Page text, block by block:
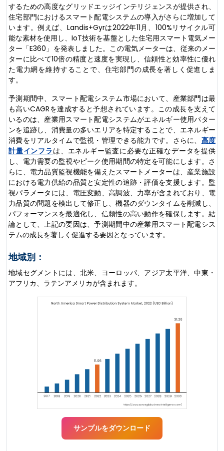
するための高度なグリッドエッジインテリジェンスが提供され、
住宅部門におけるスマート配電システムの導入がさらに増加し​​て
います。例えば、Landis+Gyrは2022年11月、100%リサイクル可
能な素材を使用し、IoT技術を基盤とした住宅用スマート電気メー
ター「E360」を発表しました。この電気メーターは、従来のメー
ターに比べて10倍の精度と速度を実現し、信頼性と効率性に優れ
た電力網を維持することで、住宅部門の成長を著しく促進しま
す。
予測期間中、スマート配電システム市場において、産業部門は最
も高いCAGRを達成すると予想されています。この成長を支えて
いるのは、産業用スマート配電システムがエネルギー使用パター
ンを追跡し、消費量の多いエリアを特定することで、エネルギー
消費をリアルタイムで監視・管理できる能力です。さらに、 高度
計量インフラは、エネルギー監査に必要な正確なデータを提供
し、電力需要の監視やピーク使用期間の特定を可能にします。さ
らに、電力品質監視機能を備えたスマートメーターは、産業施設
における電力供給の品質と安定性の追跡・評価を支援します。監
視パラメータには、電圧変動、高調波、力率が含まれており、電
力品質の問題を検出して修正し、機器のダウンタイムを削減し、
パフォーマンスを最適化し、信頼性の高い動作を確保します。結
論として、上記の要因は、予測期間中の産業用スマート配電シス
テムの成長を著しく促進する要因となっています。
地域別：
地域セグメントには、北米、ヨーロッパ、アジア太平洋、中東・
アフリカ、ラテンアメリカが含まれます。
サンプルをダウンロード